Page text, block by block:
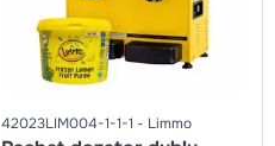
42023LIM004-1-1-1 Limmo